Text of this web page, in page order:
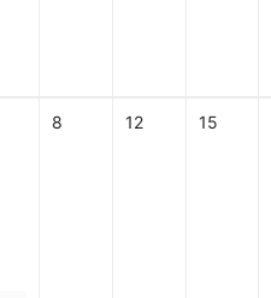
8 12 15